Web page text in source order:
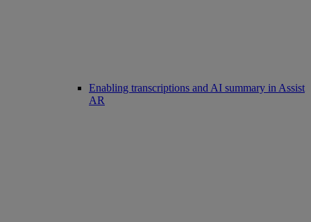
Enabling transcriptions and AI summary in Assist
AR